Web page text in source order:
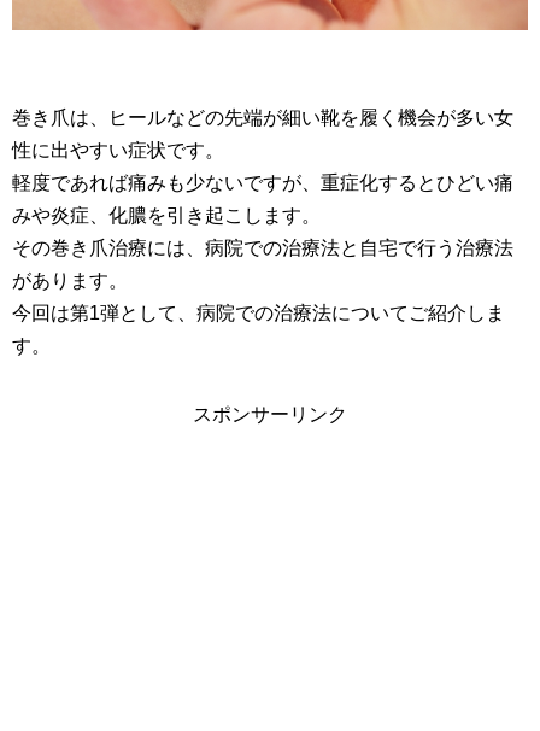
巻き爪は、ヒールなどの先端が細い靴を履く機会が多い女
性に出やすい症状です。
軽度であれば痛みも少ないですが、重症化するとひどい痛
みや炎症、化膿を引き起こします。
その巻き爪治療には、病院での治療法と自宅で行う治療法
があります。
今回は第1弾として、病院での治療法についてご紹介しま
す。
スポンサーリンク